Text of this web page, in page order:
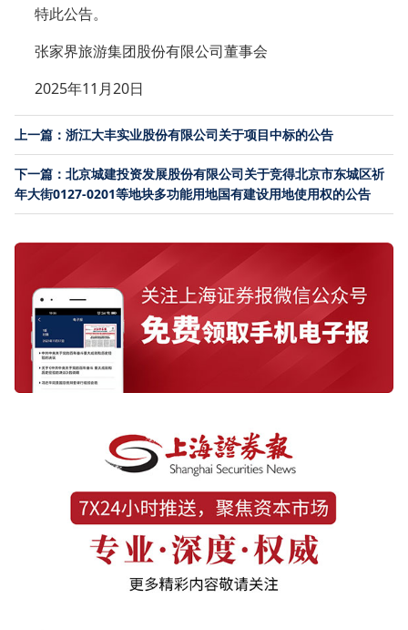
特此公告。
张家界旅游集团股份有限公司董事会
2025年11月20日
上一篇：浙江大丰实业股份有限公司关于项目中标的公告
下一篇：北京城建投资发展股份有限公司关于竞得北京市东城区祈
年大街0127-0201等地块多功能用地国有建设用地使用权的公告